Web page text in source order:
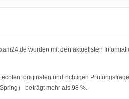
wurden mit den aktuellsten
originalen und richtigen
） beträgt mehr als 98 %.